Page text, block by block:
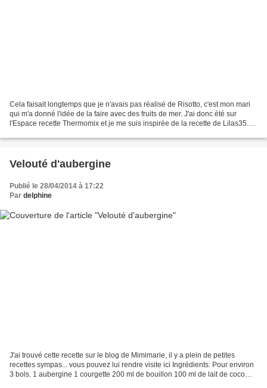
Cela faisait longtemps que je n'avais pas réalisé de Risotto, c'est mon mari
qui m'a donné l'idée de la faire avec des fruits de mer. J'ai donc été sur
l'Espace recette Thermomix et je me suis inspirée de la recette de Lilas35.
Velouté d'aubergine
Publié le 28/04/2014 à 17:22
Par delphine
J'ai trouvé cette recette sur le blog de Mimimarie, il y a plein de petites
recettes sympas... vous pouvez lui rendre visite ici Ingrédients: Pour environ
3 bols. 1 aubergine 1 courgette 200 ml de bouillon 100 ml de lait de coco